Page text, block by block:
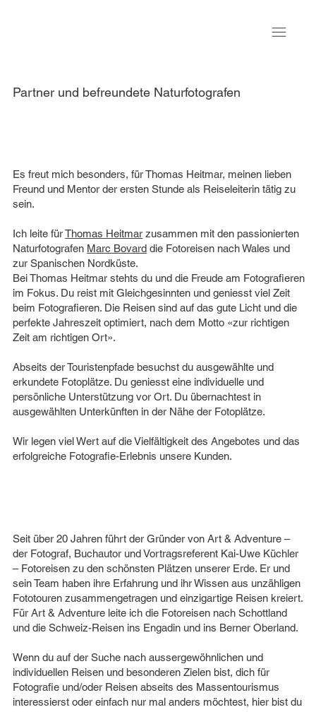
Partner und befreundete Naturfotografen
Es freut mich besonders, für Thomas Heitmar, meinen lieben
Freund und Mentor der ersten Stunde als Reiseleiterin tätig zu
sein.
Ich leite fürThomas Heitmar zusammen mit den passionierten
Naturfotografen Marc Bovard die Fotoreisen nach Wales und
zur Spanischen Nordküste.
Bei Thomas Heitmar stehts du und die Freude am Fotografieren
im Fokus. Du reist mit Gleichgesinnten und geniesst viel Zeit
beim Fotografieren. Die Reisen sind auf das gute Licht und die
perfekte Jahreszeit optimiert, nach dem Motto «zur richtigen
Zeit am richtigen Ort».
Abseits der Touristenpfade besuchst du ausgewählte und
erkundete Fotoplätze. Du geniesst eine individuelle und
persönliche Unterstützung vor Ort. Du übernachtest in
ausgewählten Unterkünften in der Nähe der Fotoplätze.
Wir legen viel Wert auf die Vielfältigkeit des Angebotes und das
erfolgreiche Fotografie-Erlebnis unsere Kunden.
Seit über 20 Jahren führt der Gründer von Art & Adventure –
der Fotograf, Buchautor und Vortragsreferent Kai-Uwe Küchler
– Fotoreisen zu den schönsten Plätzen unserer Erde. Er und
sein Team haben ihre Erfahrung und ihr Wissen aus unzähligen
Fototouren zusammengetragen und einzigartige Reisen kreiert.
Für Art & Adventure leite ich die Fotoreisen nach Schottland
und die Schweiz-Reisen ins Engadin und ins Berner Oberland.
Wenn du auf der Suche nach aussergewöhnlichen und
individuellen Reisen und besonderen Zielen bist, dich für
Fotografie und/oder Reisen abseits des Massentourismus
interessierst oder einfach nur mal anders möchtest, hier bist du